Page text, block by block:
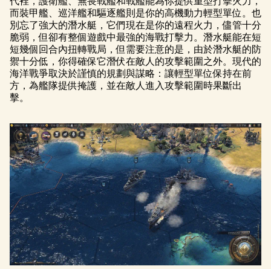
而裝甲艦、巡洋艦和驅逐艦則是你的高機動力輕型單位。也
別忘了強大的潛水艇，它們現在是你的遠程火力，儘管十分
脆弱，但卻有整個遊戲中最強的海戰打擊力。潛水艇能在短
短幾個回合內扭轉戰局，但需要注意的是，由於潛水艇的防
禦十分低，你得確保它潛伏在敵人的攻擊範圍之外。現代的
海洋戰爭取決於謹慎的規劃與謀略：讓輕型單位保持在前
方，為艦隊提供掩護，並在敵人進入攻擊範圍時果斷出
擊。